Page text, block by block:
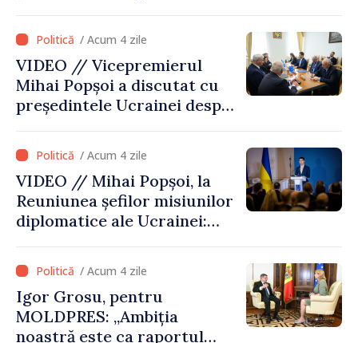
de securitatea Ucrainei”
/ Acum 4 zile
VIDEO // Vicepremierul
Mihai Popșoi a discutat cu
președintele Ucrainei despre
hidrologice din bazinul
râului Nistru și proiecte
comune în infrastructură și
energie
/ Acum 4 zile
VIDEO // Mihai Popșoi, la
Reuniunea șefilor misiunilor
diplomatice ale Ucrainei:
alegerea. Ne-am alăturat
Ucrainei”/ Acum 4 zile
Igor Grosu, pentru
MOLDPRES: „Ambiția
noastră este ca raportul